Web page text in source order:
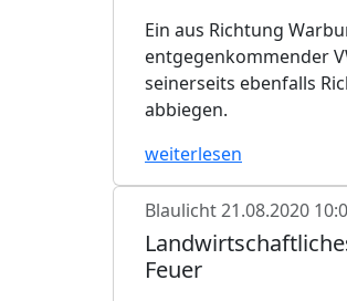
Ein aus Richtung
entgegenkommender
seinerseits ebenfalls
abbiegen.
weiterlesen
Blaulicht21.08.2020
Feuer